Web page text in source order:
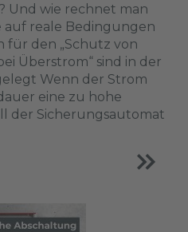
Und wie rechnet man
reale Bedingungen
für den „Schutz von
Überstrom“ sind in der
Wenn der Strom
eine zu hohe
der Sicherungsautomat